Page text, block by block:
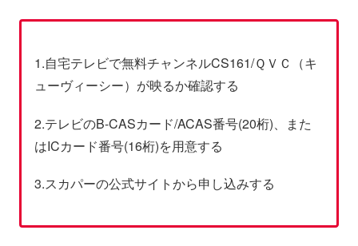
1.自宅テレビで無料チャンネルCS161/ＱＶＣ（キ
ューヴィーシー）が映るか確認する
2.テレビのB-CASカード/ACAS番号(20桁)、また
はICカード番号(16桁)を用意する
3.スカパーの公式サイトから申し込みする